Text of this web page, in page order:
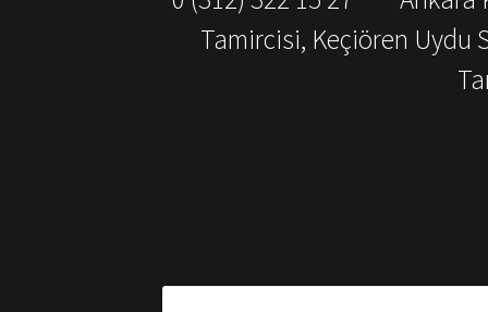
Tamircisi, Keçiören Uydu